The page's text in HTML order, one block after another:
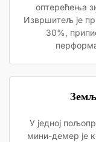
оптерећења
Извршитељ је
30%,
У једној
мини-демер је